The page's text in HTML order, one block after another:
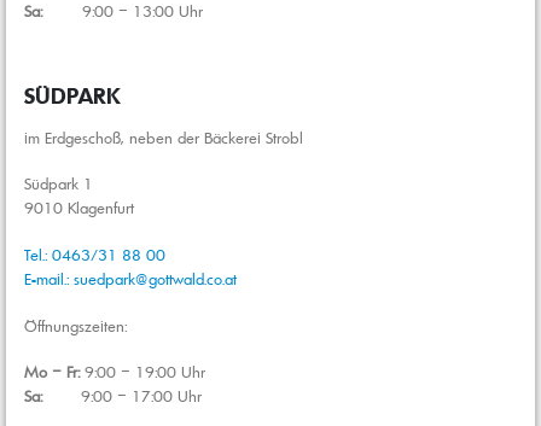
Sa:9:00 – 13:00 Uhr
SÜDPARK
im Erdgeschoß, neben der Bäckerei Strobl
Südpark 1
9010 Klagenfurt
Tel.: 0463/31 88 00
E-mail.: suedpark@gottwald.co.at
Öffnungszeiten:
Mo – Fr:9:00 – 19:00 Uhr
Sa:9:00 – 17:00 Uhr